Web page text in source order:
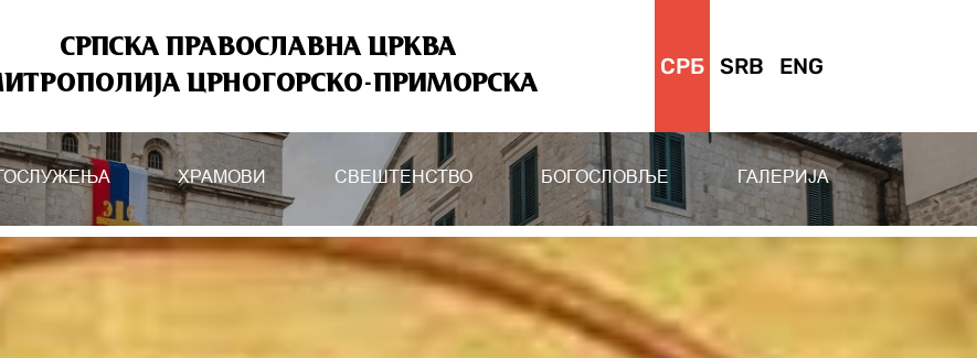
СРПСКА ПРАВОСЛАВНА ЦРКВА
ЦРНОГОРСКО-ПРИМОРСКА
СРБ SRB ENG
ХРАМОВИ СВЕШТЕНСТВО БОГОСЛОВЉЕ ГАЛЕРИЈА